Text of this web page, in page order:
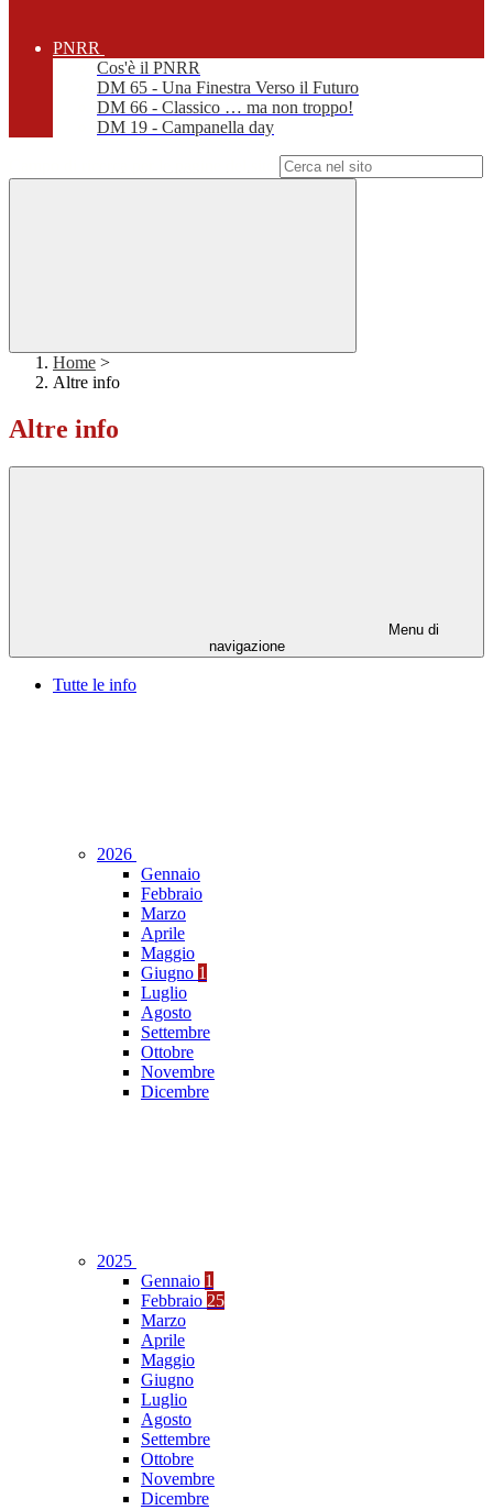
PNRR
Cos'è il PNRR
DM 65 - Una Finestra Verso il Futuro
DM 66 - Classico … ma non troppo!
DM 19 - Campanella day
Home >
Altre info
Altre info
Menu di
navigazione
Tutte le info
2026
Gennaio
Febbraio
Marzo
Aprile
Maggio
Giugno 1
Luglio
Agosto
Settembre
Ottobre
Novembre
Dicembre
2025
Gennaio 1
Febbraio 25
Marzo
Aprile
Maggio
Giugno
Luglio
Agosto
Settembre
Ottobre
Novembre
Dicembre